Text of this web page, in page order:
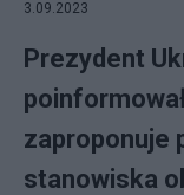
3.09.2023
Prezydent
zaproponuje
stanowiska